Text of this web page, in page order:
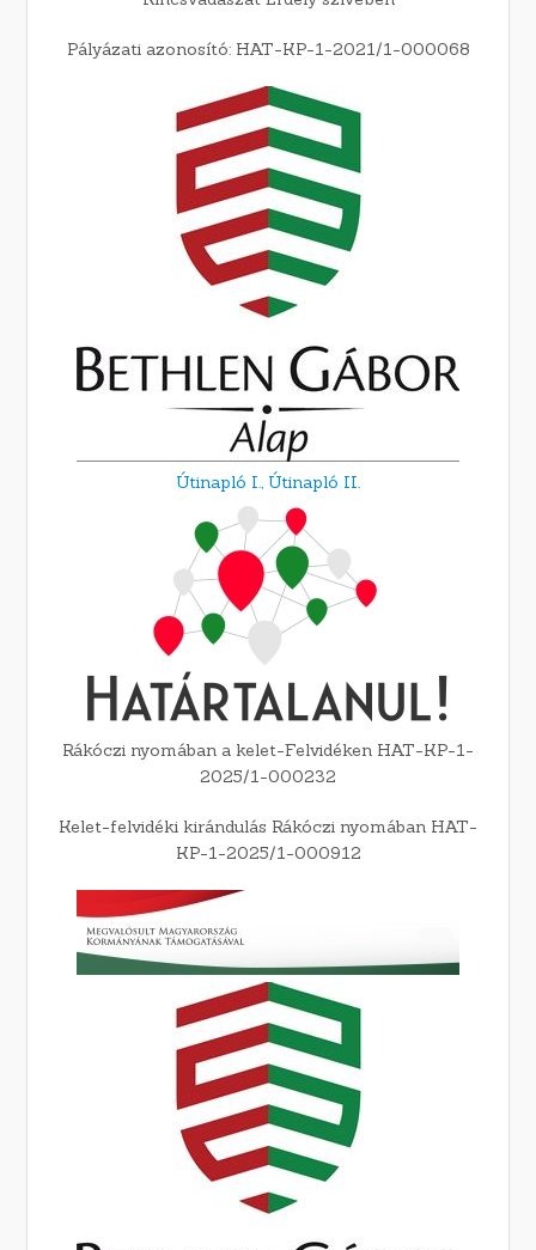
Pályázati azonosító: HAT-KP-1-2021/1-000068
Útinapló I., Útinapló II.
Rákóczi nyomában a kelet-Felvidéken HAT-KP-1-
2025/1-000232
Kelet-felvidéki kirándulás Rákóczi nyomában HAT-
KP-1-2025/1-000912